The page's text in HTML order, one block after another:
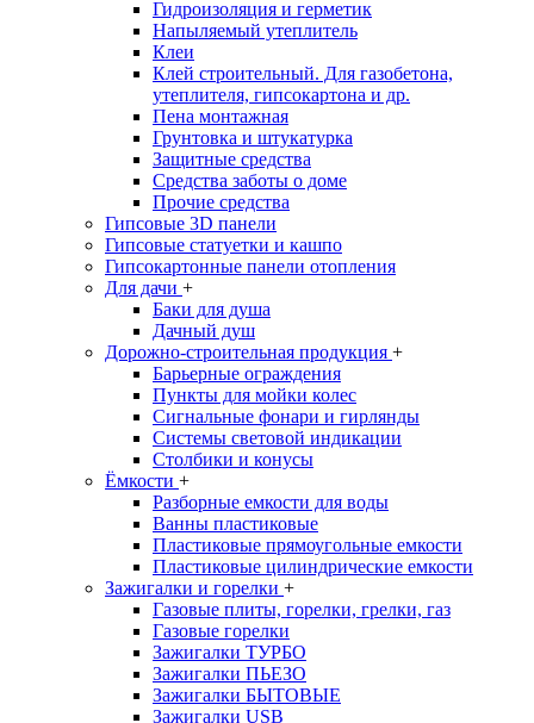
Гидроизоляция и герметик
Напыляемый утеплитель
Клеи
Клей строительный. Для газобетона,
утеплителя, гипсокартона и др.
Пена монтажная
Грунтовка и штукатурка
Защитные средства
Средства заботы о доме
Прочие средства
Гипсовые 3D панели
Гипсовые статуетки и кашпо
Гипсокартонные панели отопления
Для дачи +
Баки для душа
Дачный душ
Дорожно-строительная продукция +
Барьерные ограждения
Пункты для мойки колес
Сигнальные фонари и гирлянды
Системы световой индикации
Столбики и конусы
Ёмкости +
Разборные емкости для воды
Ванны пластиковые
Пластиковые прямоугольные емкости
Пластиковые цилиндрические емкости
Зажигалки и горелки +
Газовые плиты, горелки, грелки, газ
Газовые горелки
Зажигалки ТУРБО
Зажигалки ПЬЕЗО
Зажигалки БЫТОВЫЕ
Зажигалки USB